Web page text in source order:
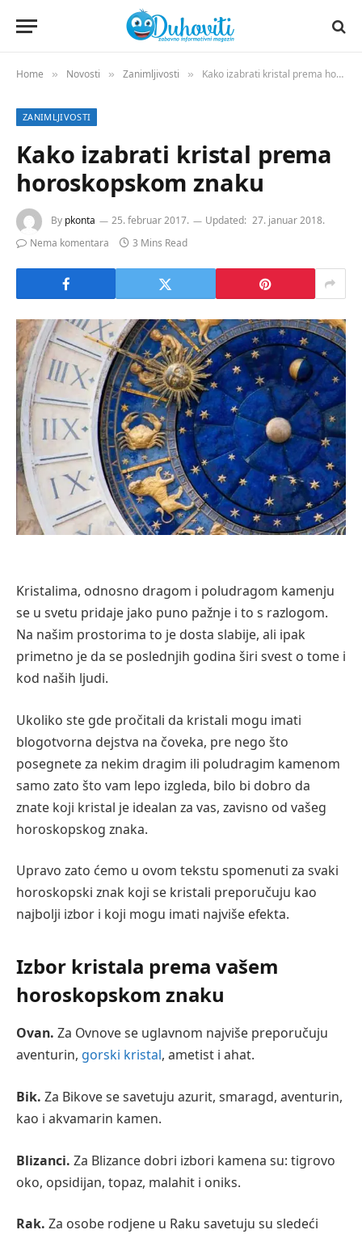
Home » Novosti » Zanimljivosti » Kako izabrati kristal prema horoskopskom znaku
ZANIMLJIVOSTI
Kako izabrati kristal prema
horoskopskom znaku
By pkonta 25. februar 2017. Updated: 27. januar 2018.
Nema komentara
3 Mins Read
Kristalima, odnosno dragom i poludragom kamenju
se u svetu pridaje jako puno pažnje i to s razlogom.
Na našim prostorima to je dosta slabije, ali ipak
primetno je da se poslednjih godina širi svest o tome i
kod naših ljudi.
Ukoliko ste gde pročitali da kristali mogu imati
blogotvorna dejstva na čoveka, pre nego što
posegnete za nekim dragim ili poludragim kamenom
samo zato što vam lepo izgleda, bilo bi dobro da
znate koji kristal je idealan za vas, zavisno od vašeg
horoskopskog znaka.
Upravo zato ćemo u ovom tekstu spomenuti za svaki
horoskopski znak koji se kristali preporučuju kao
najbolji izbor i koji mogu imati najviše efekta.
Izbor kristala prema vašem
horoskopskom znaku
Ovan. Za Ovnove se uglavnom najviše preporučuju
aventurin, gorski kristal, ametist i ahat.
Bik. Za Bikove se savetuju azurit, smaragd, aventurin,
kao i akvamarin kamen.
Blizanci. Za Blizance dobri izbori kamena su: tigrovo
oko, opsidijan, topaz, malahit i oniks.
Rak. Za osobe rodjene u Raku savetuju su sledeći